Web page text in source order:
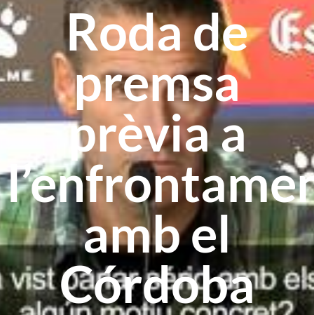
Roda de
premsa
prèvia a
amb el
Córdoba